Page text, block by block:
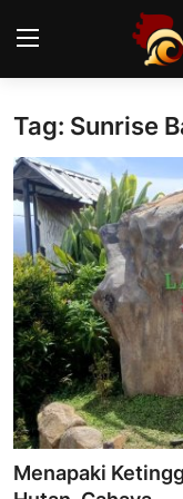
Home
Pura
Desa Adat
Tradisi
Kearifan lokal
Alam Bali
Seni
Kisah
Tag: Sunrise
Menapaki